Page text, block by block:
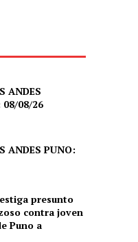
ANDES
08/08/26
ANDES PUNO:
presunto
contra joven
Puno a